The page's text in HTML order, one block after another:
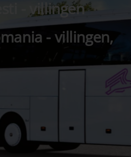
- villingen
- villingen,